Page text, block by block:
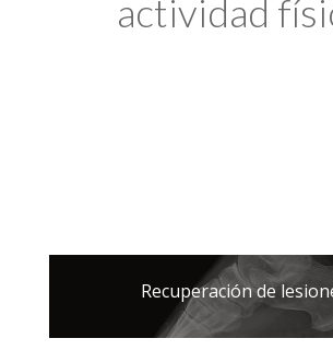
actividad
Recuperación de